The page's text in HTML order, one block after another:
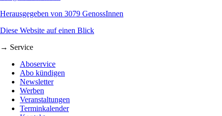
Herausgegeben von 3079 GenossInnen
Diese Website auf einen Blick
→ Service
Aboservice
Abo kündigen
Newsletter
Werben
Veranstaltungen
Terminkalender